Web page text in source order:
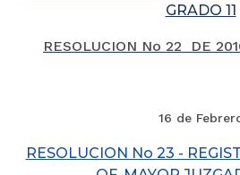
GRADO 11
RESOLUCION No 22 DE
16 de
RESOLUCION No 23 -